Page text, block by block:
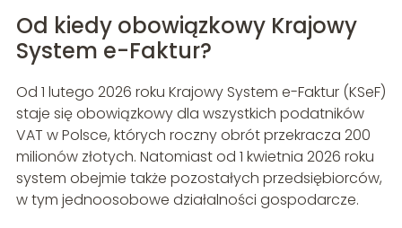
Od kiedy obowiązkowy Krajowy
System e-Faktur?
Od 1 lutego 2026 roku Krajowy System e-Faktur (KSeF)
staje się obowiązkowy dla wszystkich podatników
VAT w Polsce, których roczny obrót przekracza 200
milionów złotych. Natomiast od 1 kwietnia 2026 roku
system obejmie także pozostałych przedsiębiorców,
w tym jednoosobowe działalności gospodarcze.